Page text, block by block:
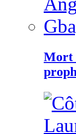
Mort